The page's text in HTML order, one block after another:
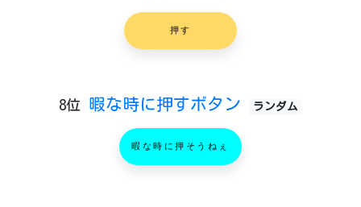
押す
8位 暇な時に押すボタン ランダム
暇な時に押そうねぇ